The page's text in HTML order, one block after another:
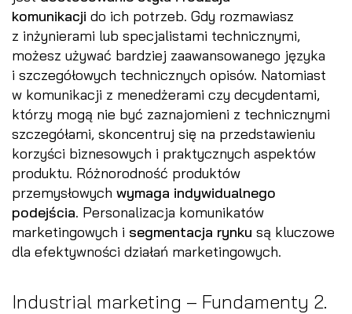
komunikacji do ich potrzeb. Gdy rozmawiasz
z inżynierami lub specjalistami technicznymi,
możesz używać bardziej zaawansowanego języka
i szczegółowych technicznych opisów. Natomiast
w komunikacji z menedżerami czy decydentami,
którzy mogą nie być zaznajomieni z technicznymi
szczegółami, skoncentruj się na przedstawieniu
korzyści biznesowych i praktycznych aspektów
produktu. Różnorodność produktów
przemysłowych wymaga indywidualnego
podejścia. Personalizacja komunikatów
marketingowych i segmentacja rynku są kluczowe
dla efektywności działań marketingowych.
Industrial marketing – Fundamenty 2.